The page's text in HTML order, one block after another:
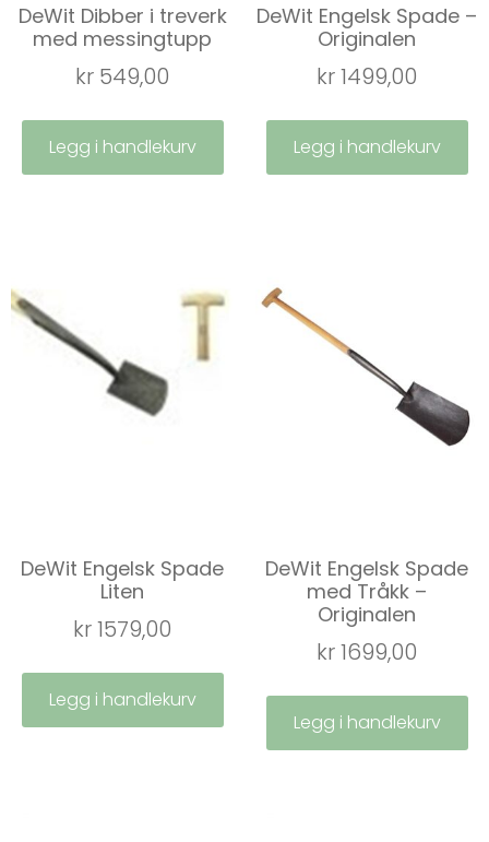
DeWit Dibber i treverk
med messingtupp
kr 549,00
Legg i handlekurv
DeWit Engelsk Spade –
Originalen
kr1499,00
Legg i handlekurv
DeWit Engelsk Spade
Liten
kr1579,00
Legg i handlekurv
DeWit Engelsk Spade
med Tråkk –
Originalen
kr1699,00
Legg i handlekurv